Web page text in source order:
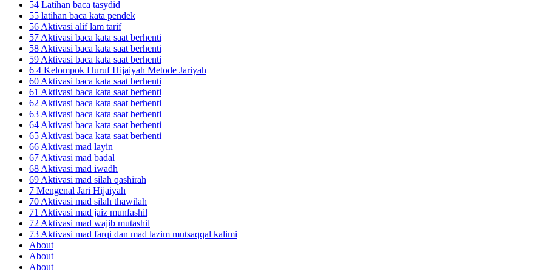
54 Latihan baca tasydid
55 latihan baca kata pendek
56 Aktivasi alif lam tarif
57 Aktivasi baca kata saat berhenti
58 Aktivasi baca kata saat berhenti
59 Aktivasi baca kata saat berhenti
6 4 Kelompok Huruf Hijaiyah Metode Jariyah
60 Aktivasi baca kata saat berhenti
61 Aktivasi baca kata saat berhenti
62 Aktivasi baca kata saat berhenti
63 Aktivasi baca kata saat berhenti
64 Aktivasi baca kata saat berhenti
65 Aktivasi baca kata saat berhenti
66 Aktivasi mad layin
67 Aktivasi mad badal
68 Aktivasi mad iwadh
69 Aktivasi mad silah qashirah
7 Mengenal Jari Hijaiyah
70 Aktivasi mad silah thawilah
71 Aktivasi mad jaiz munfashil
72 Aktivasi mad wajib mutashil
73 Aktivasi mad farqi dan mad lazim mutsaqqal kalimi
About
About
About